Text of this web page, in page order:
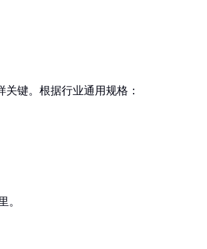
键。根据行业通用规格：
。